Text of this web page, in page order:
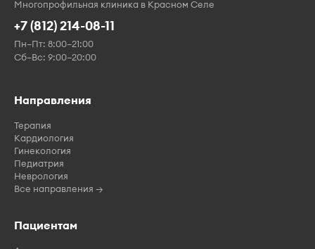
Многопрофильная клиника в Красном Селе
+7 (812) 214-08-11
Пн–Пт: 8:00–21:00
Сб–Вс: 9:00–20:00
Направления
Терапия
Кардиология
Гинекология
Педиатрия
Неврология
Все направления →
Пациентам